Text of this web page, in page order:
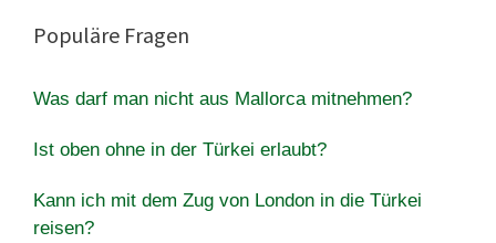
Populäre Fragen
Was darf man nicht aus Mallorca mitnehmen?
Ist oben ohne in der Türkei erlaubt?
Kann ich mit dem Zug von London in die Türkei
reisen?